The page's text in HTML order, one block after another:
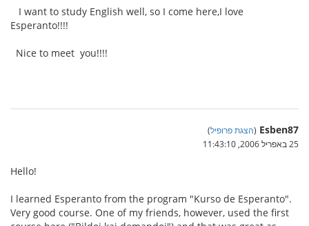
I want to study English well, so I come here,I love
Esperanto!!!!
Nice to meet you!!!!
Esben87
(הצגת פרופיל)
25 באפריל 2006, 11:43:10
Hello!
I learned Esperanto from the program "Kurso de Esperanto".
Very good course. One of my friends, however, used the first